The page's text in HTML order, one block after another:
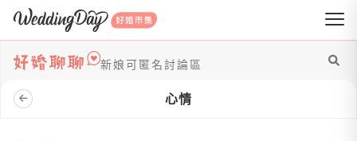
WeddingDay 好婚市集
新娘可匿名討論區
心情